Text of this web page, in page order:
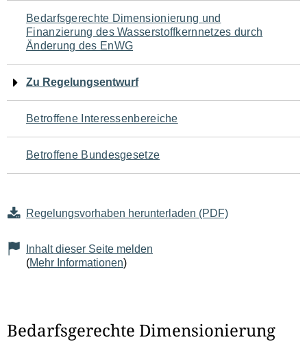
Navigation
für
den
Seiteninhalt
Bedarfsgerechte Dimensionierung und
Finanzierung des Wasserstoffkernnetzes durch
Änderung des EnWG
Zu Regelungsentwurf
Betroffene Interessenbereiche
Betroffene Bundesgesetze
Regelungsvorhaben herunterladen (PDF)
Inhalt dieser Seite melden
(Mehr Informationen)
Bedarfsgerechte Dimensionierung